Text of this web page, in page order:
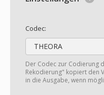
Codec:
THEORA
Der Codec zur Codierung
Rekodierung" kopiert den
in die Ausgabe, wenn